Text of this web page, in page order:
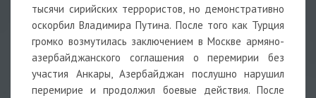
тысячи сирийских террористов, но демонстративно
оскорбил Владимира Путина. После того как Турция
громко возмутилась заключением в Москве армяно-
азербайджанского соглашения о перемирии без
участия Анкары, Азербайджан послушно нарушил
перемирие и продолжил боевые действия. После